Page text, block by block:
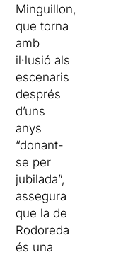
Minguillon,
que torna
amb
il·lusió als
escenaris
després
d’uns
anys
“donant-
se per
jubilada”,
assegura
que la de
Rodoreda
és una